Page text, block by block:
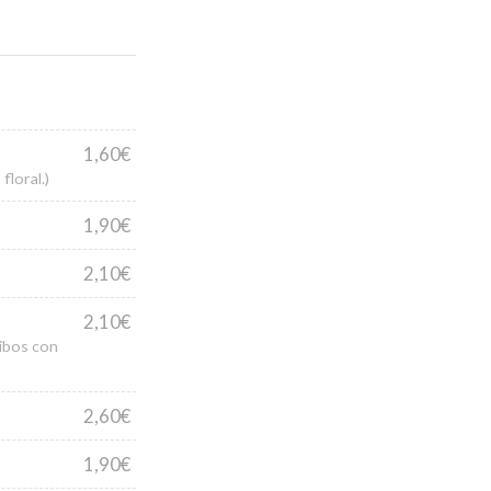
1,60€
floral.)
1,90€
2,10€
2,10€
con
2,60€
1,90€